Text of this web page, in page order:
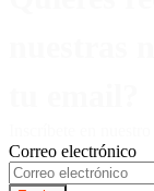
Correo electrónico